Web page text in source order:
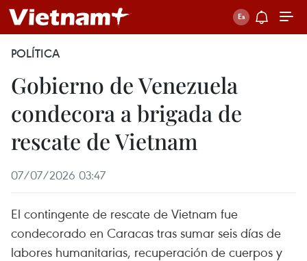
POLÍTICA
Gobierno de Venezuela
condecora a brigada de
rescate de Vietnam
07/07/2026 03:47
El contingente de rescate de Vietnam fue
condecorado en Caracas tras sumar seis días de
labores humanitarias, recuperación de cuerpos y